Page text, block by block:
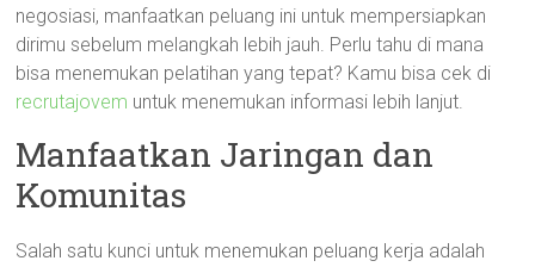
negosiasi, manfaatkan peluang ini untuk mempersiapkan
dirimu sebelum melangkah lebih jauh. Perlu tahu di mana
bisa menemukan pelatihan yang tepat? Kamu bisa cek di
recrutajovem untuk menemukan informasi lebih lanjut.
Manfaatkan Jaringan dan
Komunitas
Salah satu kunci untuk menemukan peluang kerja adalah